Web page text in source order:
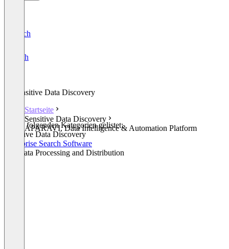
Deutsch
English
Sensitive Data Discovery
Startseite
Sensitive Data Discovery
APARAVI, Data Intelligence & Automation Platform
In den folgenden Kategorien gelistet:
Sensitive Data Discovery
Enterprise Search Software
Big Data Processing and Distribution